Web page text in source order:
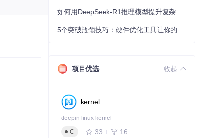
项目优选 收起
kernel
deepin linux kernel
C
33 16